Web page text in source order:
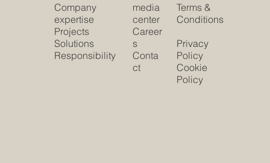
Company
expertise
Projects
Solutions
Responsibility
media
center
Career
s
Conta
ct
Terms &
Conditions
Privacy
Policy
Cookie
Policy